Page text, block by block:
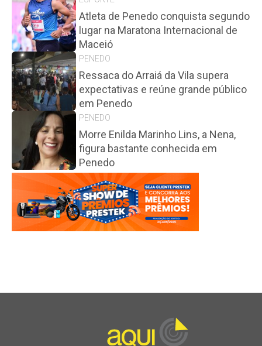
Atleta de Penedo conquista segundo
lugar na Maratona Internacional de
Maceió
PENEDO
Ressaca do Arraiá da Vila supera
expectativas e reúne grande público
em Penedo
PENEDO
Morre Enilda Marinho Lins, a Nena,
figura bastante conhecida em
Penedo